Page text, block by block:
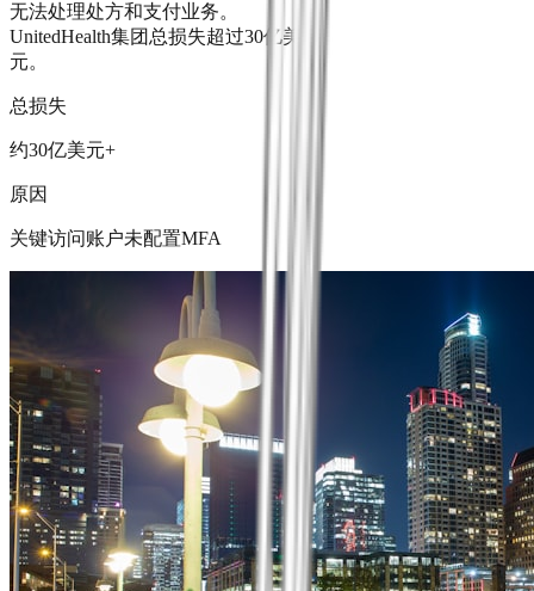
无法处理处方和支付业务。
UnitedHealth集团总损失超过30亿美
元。
总损失
约30亿美元+
原因
关键访问账户未配置MFA